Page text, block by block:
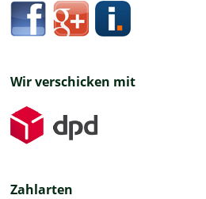
Wir verschicken mit
Zahlarten